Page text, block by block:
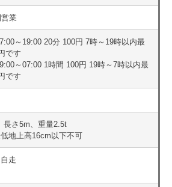
業
～19:00 20分 100円 7時～19時以内最
です
～07:00 1時間 100円 19時～7時以内最
です
長さ5m、重量2.5t
地上高16cm以下不可
走